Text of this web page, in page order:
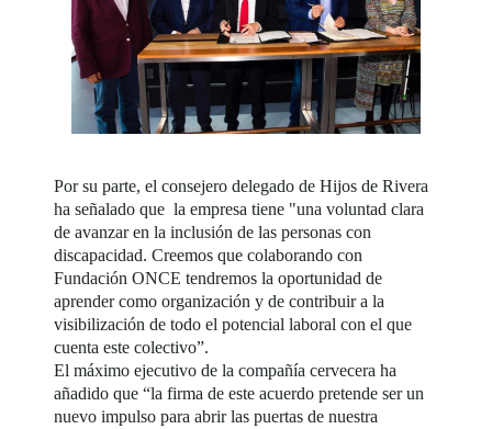
Por su parte, el consejero delegado de Hijos de Rivera
ha señalado que la empresa tiene "una voluntad clara
de avanzar en la inclusión de las personas con
discapacidad. Creemos que colaborando con
Fundación ONCE tendremos la oportunidad de
aprender como organización y de contribuir a la
visibilización de todo el potencial laboral con el que
cuenta este colectivo”.
El máximo ejecutivo de la compañía cervecera ha
añadido que “la firma de este acuerdo pretende ser un
nuevo impulso para abrir las puertas de nuestra